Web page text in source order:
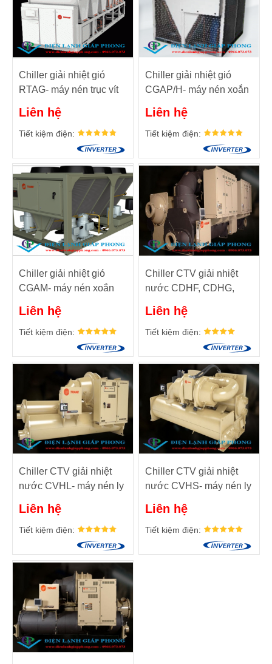
Chiller giải nhiệt gió
RTAG- máy nén trục vít
Liên hệ
Tiết kiệm điện:
Chiller giải nhiệt gió
CGAP/H- máy nén xoắn
Liên hệ
Tiết kiệm điện:
Chiller giải nhiệt gió
CGAM- máy nén xoắn
Liên hệ
Tiết kiệm điện:
Chiller CTV giải nhiệt
nước CDHF, CDHG,
Liên hệ
Tiết kiệm điện:
Chiller CTV giải nhiệt
nước CVHL- máy nén ly
Liên hệ
Tiết kiệm điện:
Chiller CTV giải nhiệt
nước CVHS- máy nén ly
Liên hệ
Tiết kiệm điện: